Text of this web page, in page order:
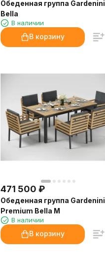
Обеденная группа Gardenini
Bella
В наличии
В корзину
471 500 ₽
Обеденная группа Gardenini
Premium Bella M
В наличии
В корзину